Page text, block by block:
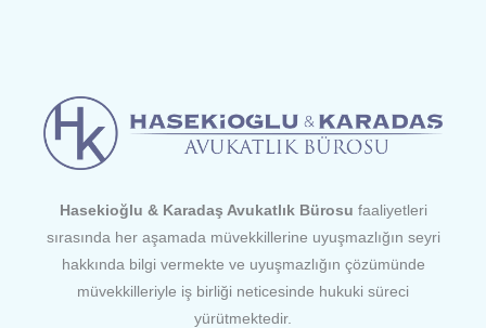
Hasekioğlu & Karadaş Avukatlık Bürosu faaliyetleri
sırasında her aşamada müvekkillerine uyuşmazlığın seyri
hakkında bilgi vermekte ve uyuşmazlığın çözümünde
müvekkilleriyle iş birliği neticesinde hukuki süreci
yürütmektedir.